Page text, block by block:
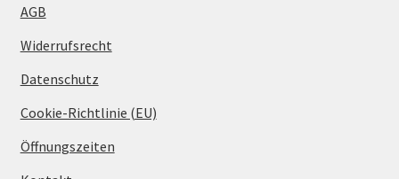
AGB
Widerrufsrecht
Datenschutz
Cookie-Richtlinie (EU)
Öffnungszeiten